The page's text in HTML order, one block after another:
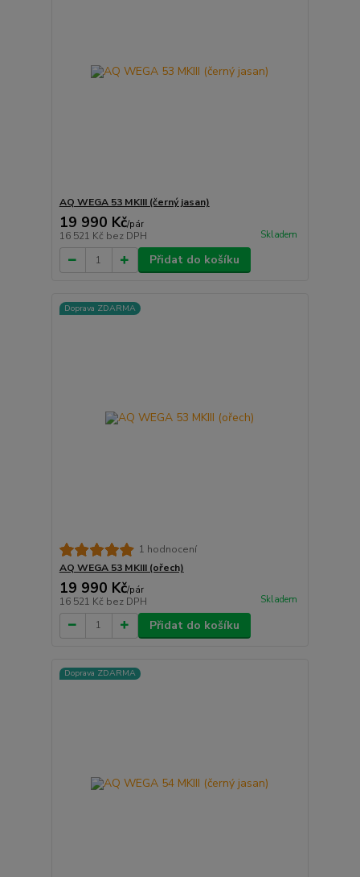
AQ WEGA 53 MKIII (černý jasan)
19 990 Kč/pár
16 521 Kč bez DPH Skladem
Přidat do košíku
Doprava ZDARMA
1 hodnocení
AQ WEGA 53 MKIII (ořech)
19 990 Kč/pár
16 521 Kč bez DPH Skladem
Přidat do košíku
Doprava ZDARMA